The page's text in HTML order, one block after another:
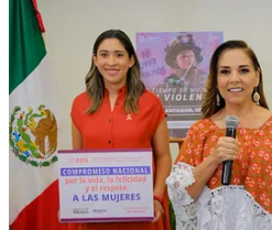
Lo mejor de Último Debates
Sin posts
Por supuesto, sigue adelante.